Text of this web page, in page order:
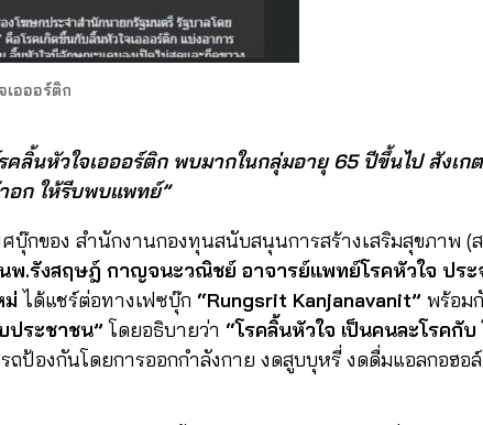
เอออร์ติก
ลิ้นหัวใจเอออร์ติก พบมากในกลุ่มอายุ 65 ปีขึ้นไป สังเก
อก ให้รีบพบแพทย์”
บุ๊กของ สำนักงานกองทุนสนับสนุนการสร้างเสริมสุขภาพ (ส
นพ.รังสฤษฎ์ กาญจนะวณิชย์ อาจารย์แพทย์โรคหัวใจ ปร
ม่ ได้แชร์ต่อทางเฟซบุ๊ก “Rungsrit Kanjanavanit” พร้อม
ประชาชน” โดยอธิบายว่า “โรคลิ้นหัวใจ เป็นคนละโรคกับ
ถป้องกันโดยการออกกำลังกาย งดสูบบุหรี่ งดดื่มแอลกอฮอ